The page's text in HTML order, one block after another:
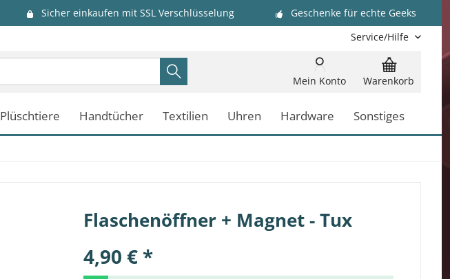
Sicher einkaufen mit SSL Verschlüsselung
Geschenke für echte Geeks
Service/Hilfe
Warenkorb
Mein Konto
Plüschtiere Handtücher Textilien Uhren Hardware Sonstiges
Flaschenöffner + Magnet - Tux
4,90 € *